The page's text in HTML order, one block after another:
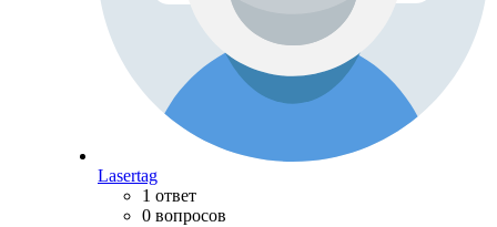
Lasertag
1 ответ
0 вопросов